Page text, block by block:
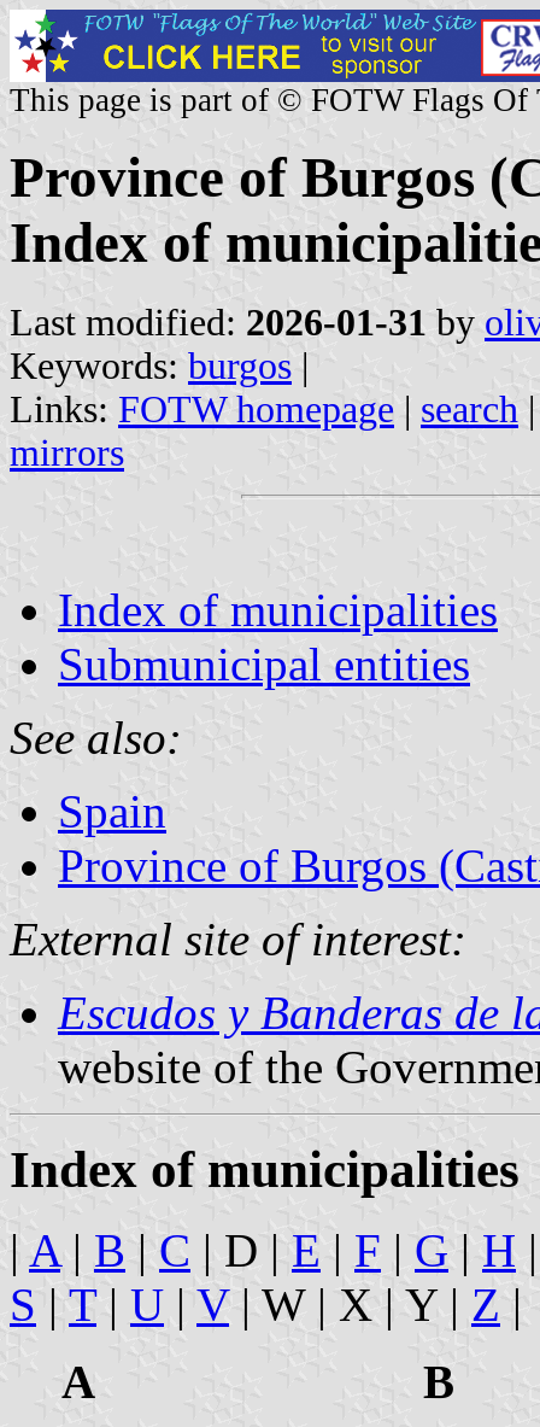
This page is part of © FOTW Flags Of
Province of Burgos
Index of
Last modified: 2026-01-31 by
Keywords: burgos |
Links: FOTW homepage | search
mirrors
Index of municipalities
Submunicipal entities
See also:
Spain
Province of Burgos
External site of interest:
Escudos y Banderas de
website of the
Index of municipalities
| A| B | C | D | E | F | G | H
S | T| U | V| W | X | Y | Z |
A
B